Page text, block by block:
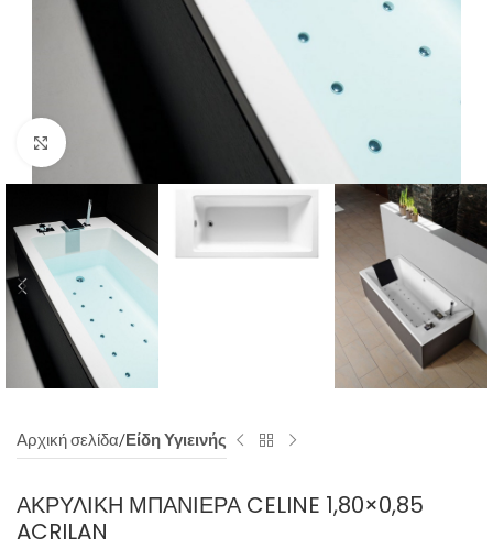
Click to enlarge
Αρχική σελίδα Είδη Υγιεινής
ΑΚΡΥΛΙΚΉ ΜΠΑΝΙΈΡΑ CELINE 1,80×0,85
ACRILAN